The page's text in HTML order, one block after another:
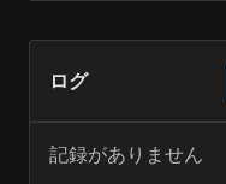
ログ
記録がありません